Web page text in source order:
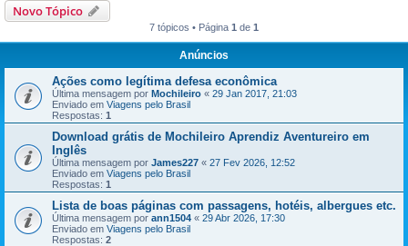
Novo Tópico
7 tópicos • Página 1 de 1
Anúncios
Ações como legítima defesa econômica
Última mensagem por Mochileiro « 29 Jan 2017, 21:03
Enviado em Viagens pelo Brasil
Respostas: 1
Download grátis de Mochileiro Aprendiz Aventureiro em
Inglês
Última mensagem por James227 « 27 Fev 2026, 12:52
Enviado em Viagens pelo Brasil
Respostas: 1
Lista de boas páginas com passagens, hotéis, albergues etc.
Última mensagem por ann1504 « 29 Abr 2026, 17:30
Enviado em Viagens pelo Brasil
Respostas: 2